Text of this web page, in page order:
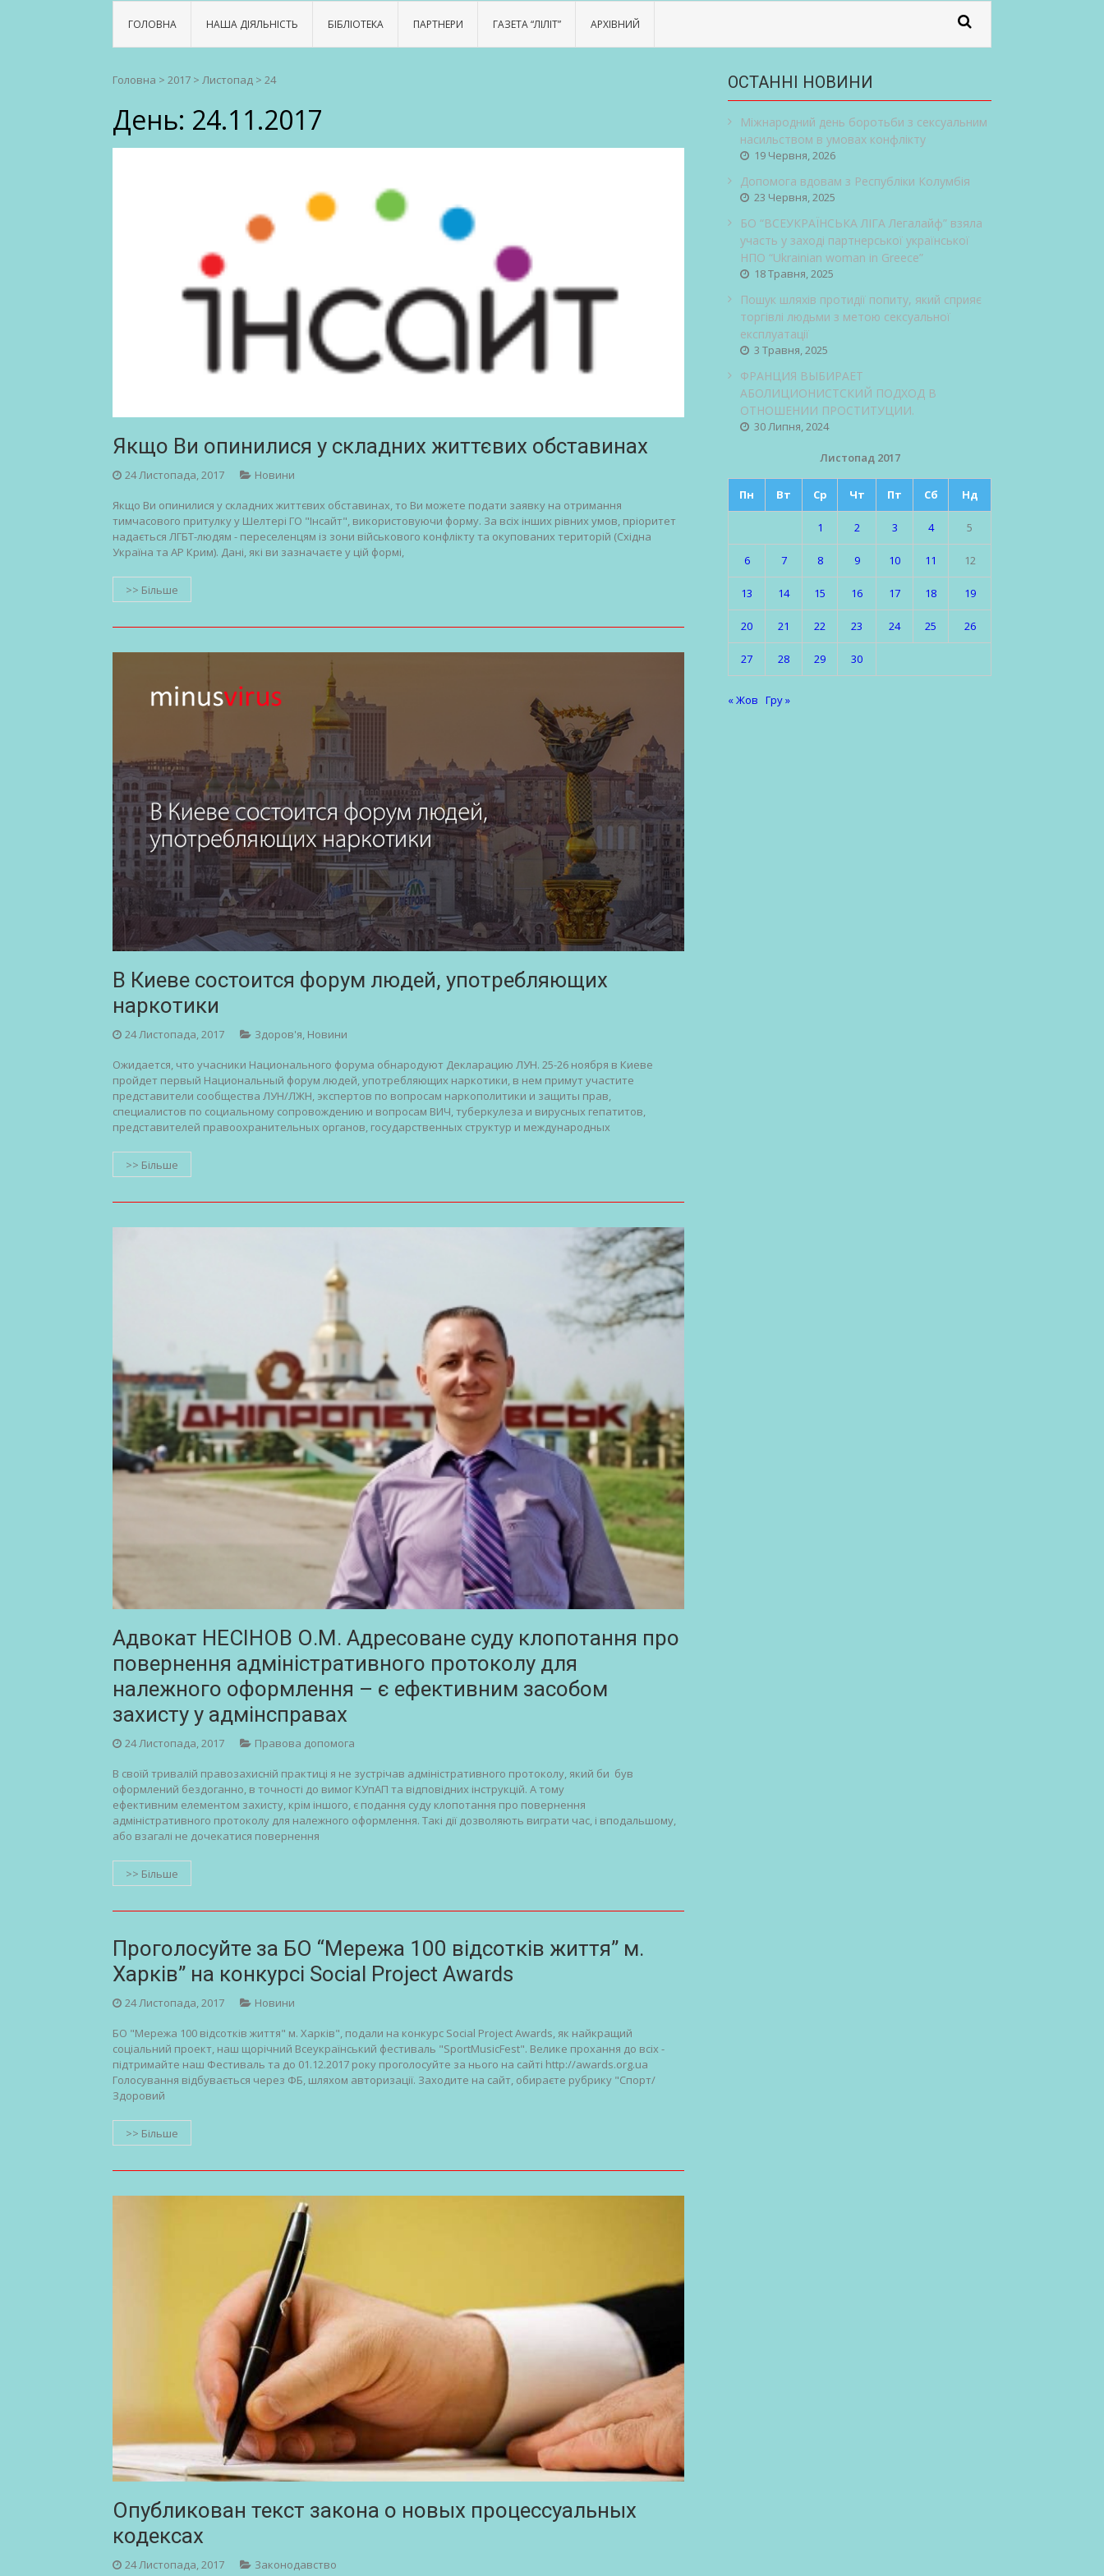
ГОЛОВНА НАША ДІЯЛЬНІСТЬ БІБЛІОТЕКА ПАРТНЕРИ ГАЗЕТА “ЛІЛІТ” АРХІВНИЙ
Головна > 2017 > Листопад > 24
День: 24.11.2017
Якщо Ви опинилися у складних життєвих обставинах
24 Листопада, 2017 Новини
Якщо Ви опинилися у складних життєвих обставинах, то Ви можете подати заявку на отримання
тимчасового притулку у Шелтері ГО "Інсайт", використовуючи форму. За всіх інших рівних умов, пріоритет
надається ЛГБТ-людям - переселенцям із зони військового конфлікту та окупованих територій (Східна
Україна та АР Крим). Дані, які ви зазначаєте у цій формі,
>> Більше
В Киеве состоится форум людей, употребляющих
наркотики
24 Листопада, 2017 Здоров'я, Новини
Ожидается, что учасники Национального форума обнародуют Декларацию ЛУН. 25-26 ноября в Киеве
пройдет первый Национальный форум людей, употребляющих наркотики, в нем примут участите
представители сообщества ЛУН/ЛЖН, экспертов по вопросам наркополитики и защиты прав,
специалистов по социальному сопровождению и вопросам ВИЧ, туберкулеза и вирусных гепатитов,
представителей правоохранительных органов, государственных структур и международных
>> Більше
Адвокат НЕСІНОВ О.М. Адресоване суду клопотання про
повернення адміністративного протоколу для
належного оформлення – є ефективним засобом
захисту у адмінсправах
24 Листопада, 2017 Правова допомога
В своїй тривалій правозахисній практиці я не зустрічав адміністративного протоколу, який би був
оформлений бездоганно, в точності до вимог КУпАП та відповідних інструкцій. А тому
ефективним елементом захисту, крім іншого, є подання суду клопотання про повернення
адміністративного протоколу для належного оформлення. Такі дії дозволяють виграти час, і вподальшому,
або взагалі не дочекатися повернення
>> Більше
Проголосуйте за БО “Мережа 100 відсотків життя” м.
Харків” на конкурсі Social Project Awards
24 Листопада, 2017 Новини
БО "Мережа 100 відсотків життя" м. Харків", подали на конкурс Social Project Awards, як найкращий
соціальний проект, наш щорічний Всеукраїнський фестиваль "SportMusicFest". Велике прохання до всіх -
підтримайте наш Фестиваль та до 01.12.2017 року проголосуйте за нього на сайті http://awards.org.ua
Голосування відбувається через ФБ, шляхом авторизації. Заходите на сайт, обираєте рубрику "Спорт/
Здоровий
>> Більше
Опубликован текст закона о новых процессуальных
кодексах
24 Листопада, 2017 Законодавство
ОСТАННІ НОВИНИ
Міжнародний день боротьби з сексуальним
насильством в умовах конфлікту
19 Червня, 2026
Допомога вдовам з Республіки Колумбія
23 Червня, 2025
БО “ВСЕУКРАЇНСЬКА ЛІГА Легалайф” взяла
участь у заході партнерської української
НПО “Ukrainian woman in Greece”
18 Травня, 2025
Пошук шляхів протидії попиту, який сприяє
торгівлі людьми з метою сексуальної
експлуатації
3 Травня, 2025
ФРАНЦИЯ ВЫБИРАЕТ
АБОЛИЦИОНИСТСКИЙ ПОДХОД В
ОТНОШЕНИИ ПРОСТИТУЦИИ.
30 Липня, 2024
Листопад 2017
Пн Вт Ср Чт Пт Сб Нд
1 2 3 4 5
6 7 8 9 10 11 12
13 14 15 16 17 18 19
20 21 22 23 24 25 26
27 28 29 30
« Жов Гру »